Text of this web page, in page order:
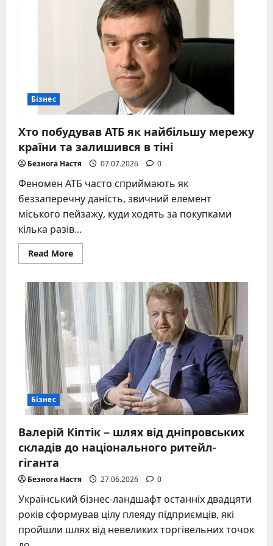
творець
імперії
дитячих
радощів
Бізнес
Хто побудував АТБ як найбільшу мережу
країни та залишився в тіні
Безнога Настя 07.07.2026 0
Феномен АТБ часто сприймають як
беззаперечну даність, звичний елемент
міського пейзажу, куди ходять за покупками
кілька разів...
Read MoreRead
more
побудував
АТБ
найбільшу
мережу
країни
та
залишився
Бізнес
Валерій Кіптік – шлях від дніпровських
складів до національного ритейл-
гіганта
Безнога Настя 27.06.2026 0
Український бізнес-ландшафт останніх двадцяти
років сформував цілу плеяду підприємців, які
пройшли шлях від невеликих торгівельних точок